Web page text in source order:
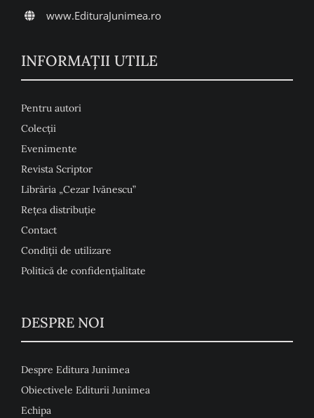
www.EdituraJunimea.ro
INFORMAŢII UTILE
Pentru autori
Colecţii
Evenimente
Revista Scriptor
Librăria „Cezar Ivănescu”
Rețea distribuție
Contact
Condiţii de utilizare
Politică de confidențialitate
DESPRE NOI
Despre Editura Junimea
Obiectivele Editurii Junimea
Echipa